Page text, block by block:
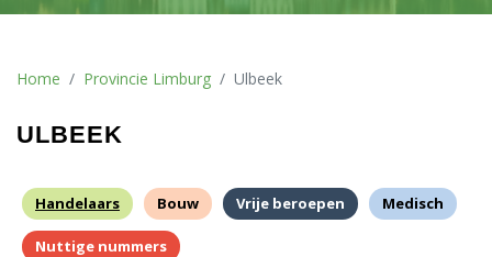
Home Provincie Limburg Ulbeek
ULBEEK
Handelaars Bouw Vrije beroepen Medisch
Nuttige nummers